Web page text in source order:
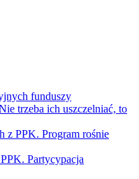
funduszy
trzeba ich uszczelniać, to
z PPK. Program rośnie
Partycypacja